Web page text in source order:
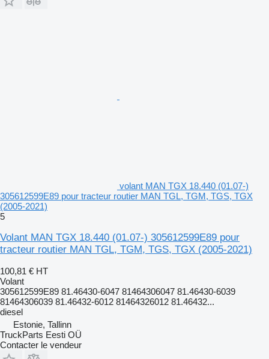
volant MAN TGX 18.440 (01.07-)
305612599E89 pour tracteur routier MAN TGL, TGM, TGS, TGX
(2005-2021)
5
Volant MAN TGX 18.440 (01.07-) 305612599E89 pour
tracteur routier MAN TGL, TGM, TGS, TGX (2005-2021)
100,81 € HT
Volant
305612599E89 81.46430-6047 81464306047 81.46430-6039
81464306039 81.46432-6012 81464326012 81.46432...
diesel
Estonie, Tallinn
TruckParts Eesti OÜ
Contacter le vendeur